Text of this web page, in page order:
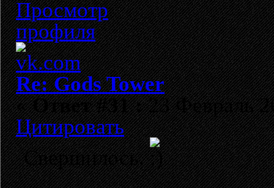
Re: Gods Tower
«Ответ #31 :23 Февраль
Цитировать
Свершилось.